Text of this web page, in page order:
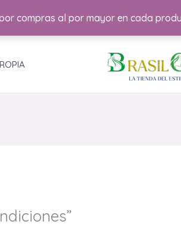
compras al por mayor en cada